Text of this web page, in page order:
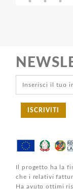
ISCRIVITI
Il progetto ha la
che i relativi
Ha avuto ottimi